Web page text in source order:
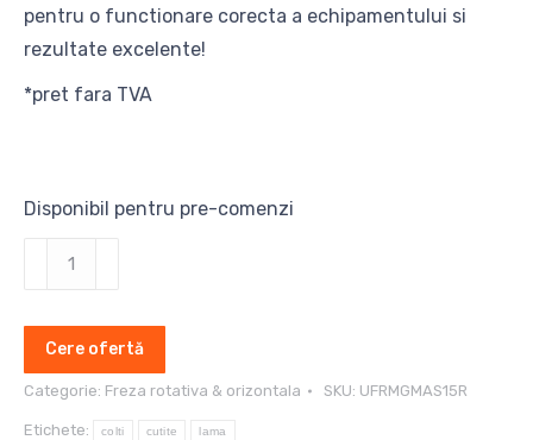
pentru o functionare corecta a echipamentului si
rezultate excelente!
*pret fara TVA
Disponibil pentru pre-comenzi
Cantitate
Cutite
lame
freza
orizontala
Cere ofertă
Categorie: Freza rotativa & orizontala SKU: UFRMGMAS15R
Etichete: colti cutite lama